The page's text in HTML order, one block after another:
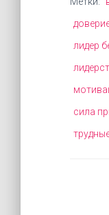
лидер
сила